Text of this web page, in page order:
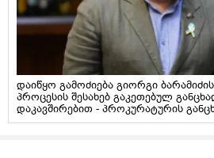
დაიწყო გამოძიება გიორგი
პროცესის შესახებ გაკეთებულ
დაკავშირებით - პროკურატურის